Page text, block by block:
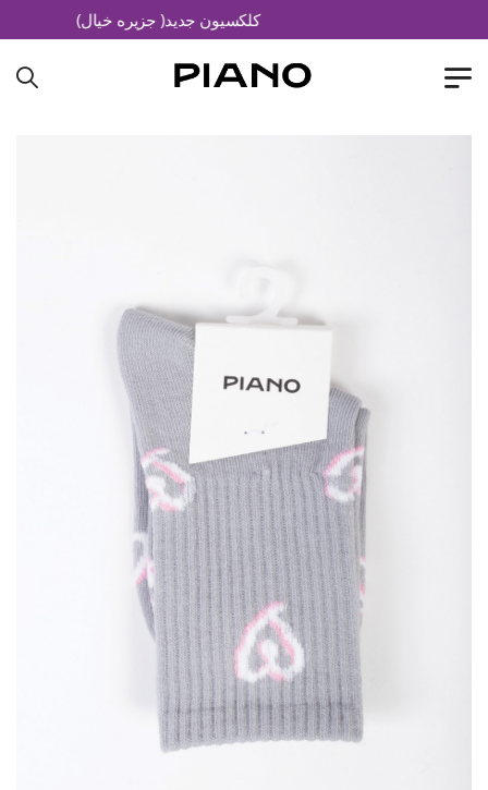
کلکسیون جدید( جزیره خیال)